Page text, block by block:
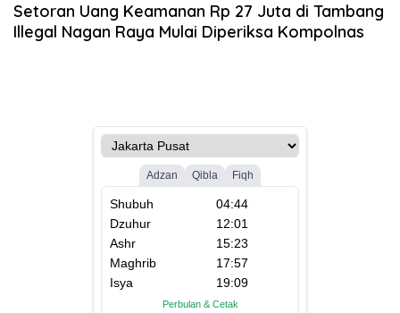
Setoran Uang Keamanan Rp 27 Juta di Tambang
Illegal Nagan Raya Mulai Diperiksa Kompolnas